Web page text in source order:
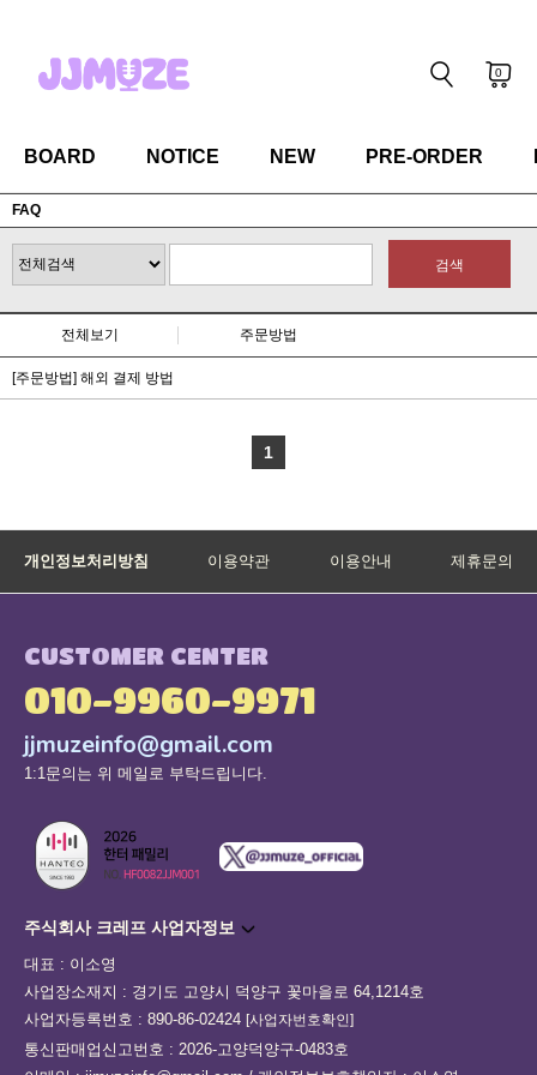
0
BOARD NOTICE NEW PRE-ORDER
FAQ
검색
전체보기 주문방법
[주문방법] 해외 결제 방법
1
개인정보처리방침 이용약관 이용안내 제휴문의
CUSTOMER CENTER
010-9960-9971
jjmuzeinfo@gmail.com
1:1문의는 위 메일로 부탁드립니다.
주식회사 크레프 사업자정보
대표 : 이소영
사업장소재지 : 경기도 고양시 덕양구 꽃마을로 64,1214호
사업자등록번호 : 890-86-02424 [사업자번호확인]
통신판매업신고번호 : 2026-고양덕양구-0483호